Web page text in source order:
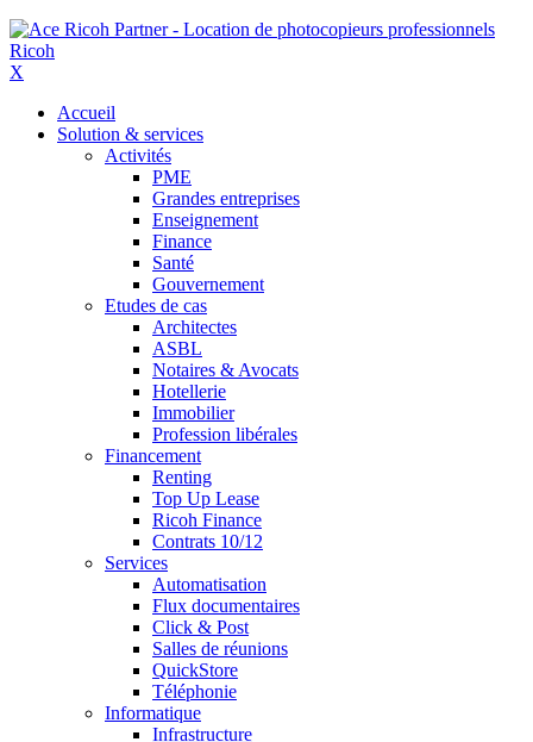
X
Accueil
Solution & services
Activités
PME
Grandes entreprises
Enseignement
Finance
Santé
Gouvernement
Etudes de cas
Architectes
ASBL
Notaires & Avocats
Hotellerie
Immobilier
Profession libérales
Financement
Renting
Top Up Lease
Ricoh Finance
Contrats 10/12
Services
Automatisation
Flux documentaires
Click & Post
Salles de réunions
QuickStore
Téléphonie
Informatique
Infrastructure